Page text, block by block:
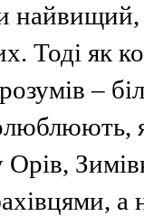
найвищий,
Тоді як
–
Орів,